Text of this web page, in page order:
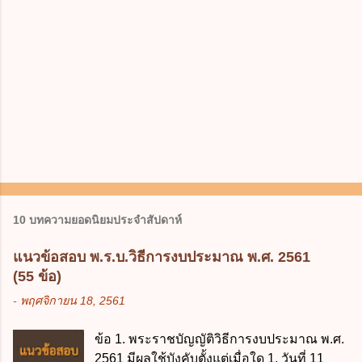
10 บทความยอดนิยมประจำสัปดาห์
แนวข้อสอบ พ.ร.บ.วิธีการงบประมาณ พ.ศ. 2561
(55 ข้อ)
- พฤศจิกายน 18, 2561
ข้อ 1. พระราชบัญญัติวิธีการงบประมาณ พ.ศ.
2561 มีผลใช้บังคับตั้งแต่เมื่อใด 1. วันที่ 11